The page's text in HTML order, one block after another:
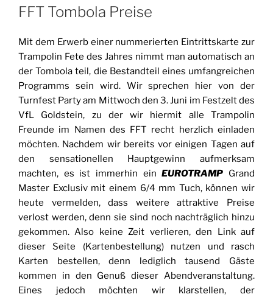
AM
FFT Tombola Preise
Mit dem Erwerb einer nummerierten Eintrittskarte zur
Trampolin Fete des Jahres nimmt man automatisch an
der Tombola teil, die Bestandteil eines umfangreichen
Programms sein wird. Wir sprechen hier von der
Turnfest Party am Mittwoch den 3. Juni im Festzelt des
VfL Goldstein, zu der wir hiermit alle Trampolin
Freunde im Namen des FFT recht herzlich einladen
möchten. Nachdem wir bereits vor einigen Tagen auf
den sensationellen Hauptgewinn aufmerksam
machten, es ist immerhin einEUROTRAMP Grand
Master Exclusiv mit einem 6/4 mm Tuch, können wir
heute vermelden, dass weitere attraktive Preise
verlost werden, denn sie sind noch nachträglich hinzu
gekommen. Also keine Zeit verlieren, den Link auf
dieser Seite (Kartenbestellung) nutzen und rasch
Karten bestellen, denn lediglich tausend Gäste
kommen in den Genuß dieser Abendveranstaltung.
Eines jedoch möchten wir klarstellen, der